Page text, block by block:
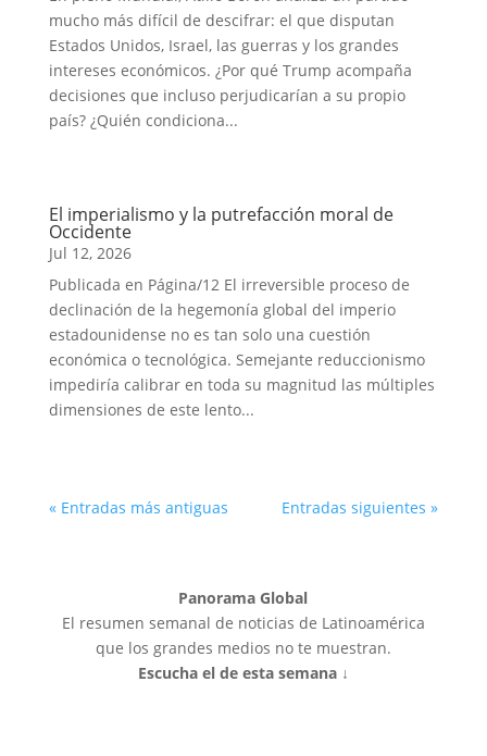
mucho más difícil de descifrar: el que disputan
Estados Unidos, Israel, las guerras y los grandes
intereses económicos. ¿Por qué Trump acompaña
decisiones que incluso perjudicarían a su propio
país? ¿Quién condiciona...
El imperialismo y la putrefacción moral de
Occidente
Jul 12, 2026
Publicada en Página/12 El irreversible proceso de
declinación de la hegemonía global del imperio
estadounidense no es tan solo una cuestión
económica o tecnológica. Semejante reduccionismo
impediría calibrar en toda su magnitud las múltiples
dimensiones de este lento...
« Entradas más antiguas Entradas siguientes »
Panorama Global
El resumen semanal de noticias de Latinoamérica
que los grandes medios no te muestran.
Escucha el de esta semana ↓